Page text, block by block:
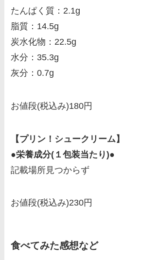
たんぱく質：2.1g
脂質：14.5g
炭水化物：22.5g
水分：35.3g
灰分：0.7g
お値段(税込み)180円
【プリン！シュークリーム】
●栄養成分(１包装当たり)●
記載場所見つからず
お値段(税込み)230円
食べてみた感想など